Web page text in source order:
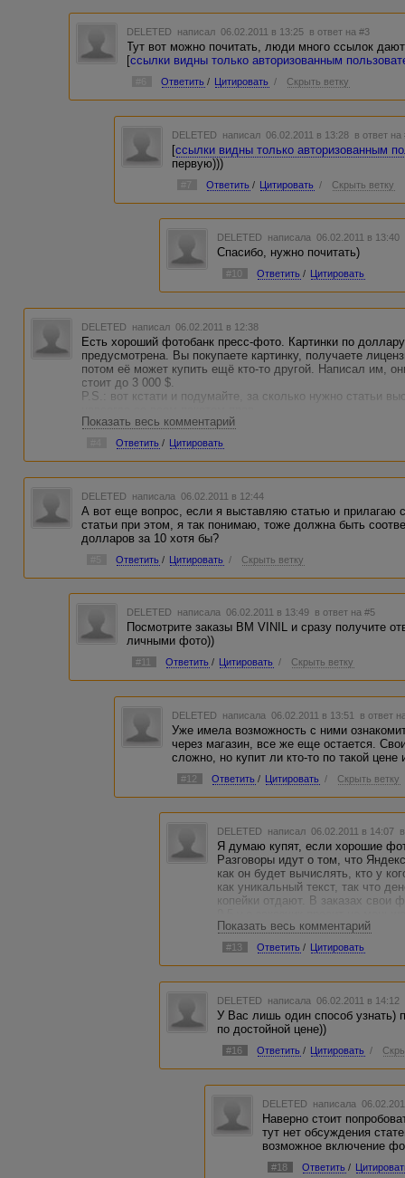
DELETED написал 06.02.2011 в 13:25 в ответ на #3
Тут вот можно почитать, люди много ссылок
[ссылки видны только авторизованным
Ответить / Цитировать / Скрыть ветку
DELETED написал 06.02.2011 в 13:28 в ответ на
[ссылки видны только авторизованным
первую)))
#7 Ответить / Цитировать / Скрыть ветку
DELETED написала 06.02.2011 в 13:40
Спасибо, нужно почитать)
#10 Ответить / Цитировать
DELETED написал 06.02.2011 в 12:38
Есть хороший фотобанк пресс-фото. Картинки по
предусмотрена. Вы покупаете картинку, получаете
потом её может купить ещё кто-то другой. Написал им,
стоит до 3 000 $.
P.S.: вот кстати и подумайте, за сколько нужно статьи
Показать весь комментарий
Ответить / Цитировать
DELETED написала 06.02.2011 в 12:44
А вот еще вопрос, если я выставляю статью и прилагаю
статьи при этом, я так понимаю, тоже должна быть
долларов за 10 хотя бы?
Ответить / Цитировать / Скрыть ветку
DELETED написала 06.02.2011 в 13:49 в ответ на #5
Посмотрите заказы BM VINIL и сразу получите
личными фото))
#11 Ответить / Цитировать / Скрыть ветку
DELETED написала 06.02.2011 в 13:51 в ответ
Уже имела возможность с ними
через магазин, все же еще остается.
сложно, но купит ли кто-то по такой
#12 Ответить / Цитировать / Скрыть ветку
DELETED написал 06.02.2011 в 14:07
Я думаю купят, если хорошие
Разговоры идут о том, что
как он будет вычислять, кто у
как уникальный текст, так что
копейки отдают. В заказах свои
интерьере). Легче наверное в
выйдет.
Показать весь комментарий
#13 Ответить / Цитировать
DELETED написала 06.02.2011 в 14:12
У Вас лишь один способ узнать)
по достойной цене))
#16 Ответить / Цитировать /
DELETED написала
Наверно стоит
тут нет обсуждения
возможное включение
#18 Ответить /